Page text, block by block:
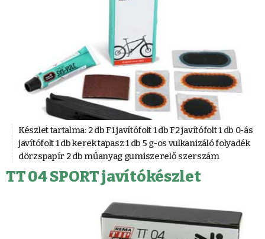
Készlet tartalma: 2 db F1 javítófolt 1 db F2 javítófolt 1 db 0-ás
javítófolt 1 db kerek tapasz 1 db 5 g-os vulkanizáló folyadék
dörzspapír 2 db műanyag gumiszerelő szerszám
TT 04 SPORT javítókészlet